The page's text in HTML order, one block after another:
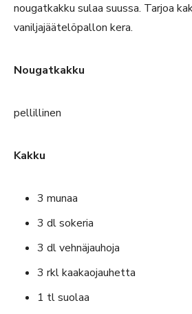
nougatkakku sulaa suussa. Tarjoa
vaniljajäätelöpallon kera.
Nougatkakku
pellillinen
Kakku
3 munaa
3 dl sokeria
3 dl vehnäjauhoja
3 rkl kaakaojauhetta
1 tl suolaa